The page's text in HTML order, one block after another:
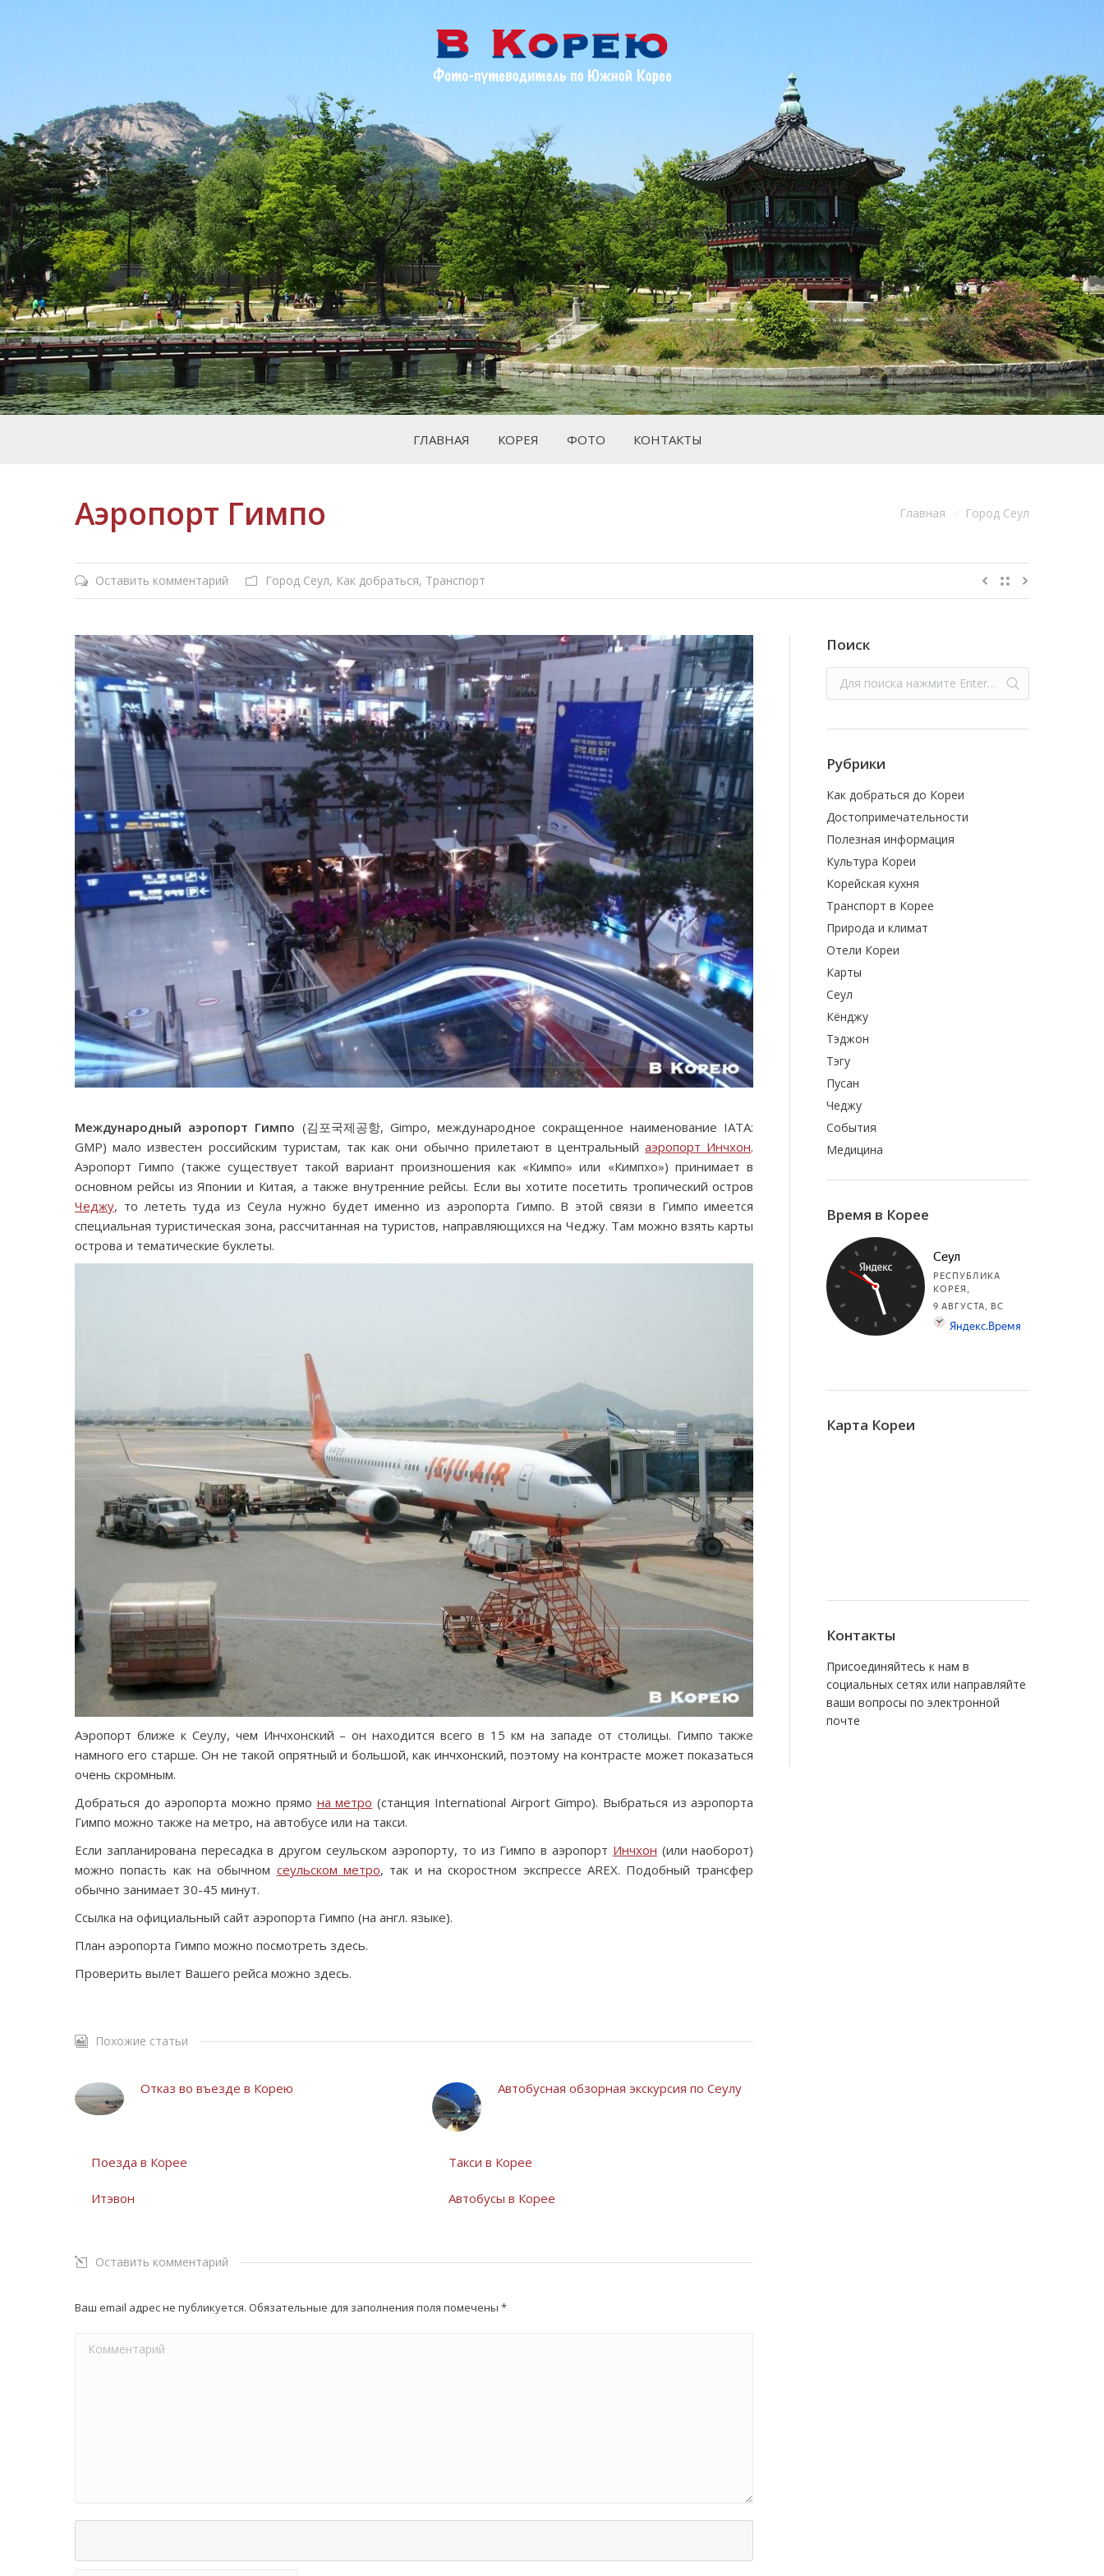
ГЛАВНАЯ КОРЕЯ ФОТО КОНТАКТЫ
Аэропорт Гимпо Главная Город Сеул
Оставить комментарий Город Сеул, Как добраться, Транспорт
Международный аэропорт Гимпо (김포국제공항, Gimpo, международное сокращенное наименование IATA:
GMP) мало известен российским туристам, так как они обычно прилетают в центральныйаэропорт Инчхон.
Аэропорт Гимпо (также существует такой вариант произношения как «Кимпо» или «Кимпхо») принимает в
основном рейсы из Японии и Китая, а также внутренние рейсы. Если вы хотите посетить тропический остров
Чеджу, то лететь туда из Сеула нужно будет именно из аэропорта Гимпо. В этой связи в Гимпо имеется
специальная туристическая зона, рассчитанная на туристов, направляющихся на Чеджу. Там можно взять карты
острова и тематические буклеты.
Аэропорт ближе к Сеулу, чем Инчхонский – он находится всего в 15 км на западе от столицы. Гимпо также
намного его старше. Он не такой опрятный и большой, как инчхонский, поэтому на контрасте может показаться
очень скромным.
Добраться до аэропорта можно прямо на метро (станция International Airport Gimpo). Выбраться из аэропорта
Гимпо можно также на метро, на автобусе или на такси.
Если запланирована пересадка в другом сеульском аэропорту, то из Гимпо в аэропорт Инчхон (или наоборот)
можно попасть как на обычном сеульском метро, так и на скоростном экспрессе AREX. Подобный трансфер
обычно занимает 30-45 минут.
Ссылка на официальный сайт аэропорта Гимпо (на англ. языке).
План аэропорта Гимпо можно посмотреть здесь.
Проверить вылет Вашего рейса можно здесь.
Похожие статьи
Отказ во въезде в Корею Автобусная обзорная экскурсия по Сеулу
Поезда в Корее Такси в Корее
Итэвон Автобусы в Корее
Оставить комментарий
Ваш email адрес не публикуется. Обязательные для заполнения поля помечены *
Поиск
Рубрики
Как добраться до Кореи
Достопримечательности
Полезная информация
Культура Кореи
Корейская кухня
Транспорт в Корее
Природа и климат
Отели Кореи
Карты
Сеул
Кёнджу
Тэджон
Тэгу
Пусан
Чеджу
События
Медицина
Время в Корее
Карта Кореи
Контакты
Присоединяйтесь к нам в
социальных сетях или направляйте
ваши вопросы по электронной
почте